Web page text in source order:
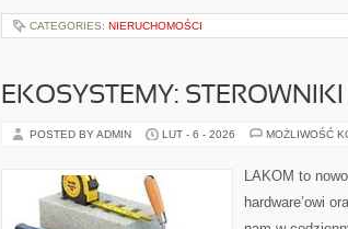
CATEGORIES: NIERUCHOMOŚCI
EKOSYSTEMY:
POSTED BY ADMIN LUT - 6 - 2026 MOŻLIWOŚĆ
LAKOM to
hardware’owi